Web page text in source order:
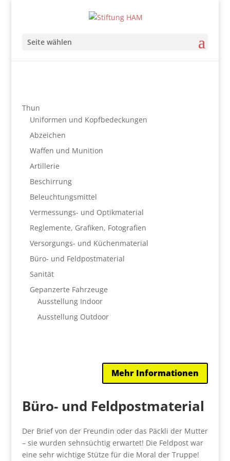
Seite wählen
Thun
Uniformen und Kopfbedeckungen
Abzeichen
Waffen und Munition
Artillerie
Beschirrung
Beleuchtungsmittel
Vermessungs- und Optikmaterial
Reglemente, Grafiken, Fotografien
Versorgungs- und Küchenmaterial
Büro- und Feldpostmaterial
Sanität
Gepanzerte Fahrzeuge
Ausstellung Indoor
Ausstellung Outdoor
Mehr Informationen
Büro- und Feldpostmaterial
Der Brief von der Freundin oder das Päckli der Mutter
– sie wurden sehnsüchtig erwartet! Die Feldpost war
eine sehr wichtige Stütze für die Moral der Truppe!